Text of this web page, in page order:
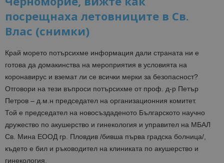
посрещнаха летовниците в Св.
Влас (снимки)
Край морето потърсихме информация дали страната ни е
готова да домакинства на мероприятия в условията на
коронавирус и вземат ли се всички мерки за безопасност?
Отговори на тези въпроси потърсихме от проф. д-р Петър
Петров – д.м.н председател на организационния комитет.
Той е председател на новосъздаденото Българското научно
дружество по акушерство и гинекология и управител на МБАЛ
Св. Мина ЕООД гр. Пловдив /бивша първа градска болница/,
където е бил и ръководител на клиниката по акушерство и
гинекология.